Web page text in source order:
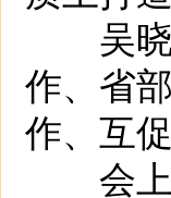
吴晓
作、省
作、互
会上